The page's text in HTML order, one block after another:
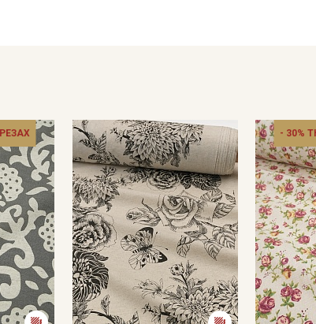
отбеливателей;
состоянии, в хорошо проветриваемом
с изнаночной стороны.
от оригинального цвета ткани в зависимости от
может отличаться.
- 30%